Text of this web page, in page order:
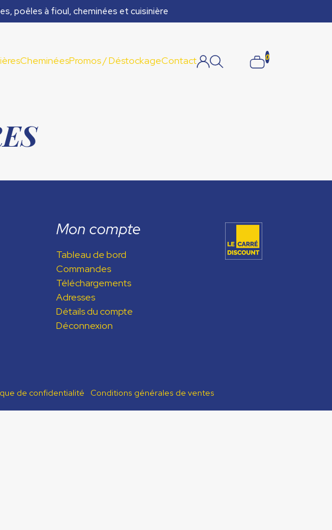
poêles à fioul, cheminées et cuisinière
CheminéesPromos / DéstockageContact 0
Mon compte
Tableau de bord
Commandes
Téléchargements
Adresses
Détails du compte
Déconnexion
de confidentialité Conditions générales de ventes